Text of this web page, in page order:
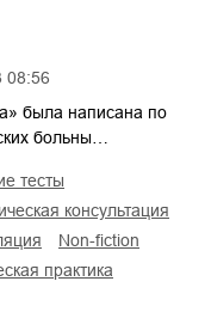
08:56
была написана по
больны…
тесты
консультация
non-fiction
практика